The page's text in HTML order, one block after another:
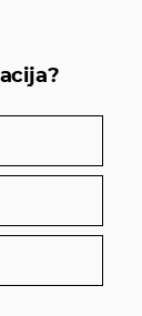
šanse u toj grupi